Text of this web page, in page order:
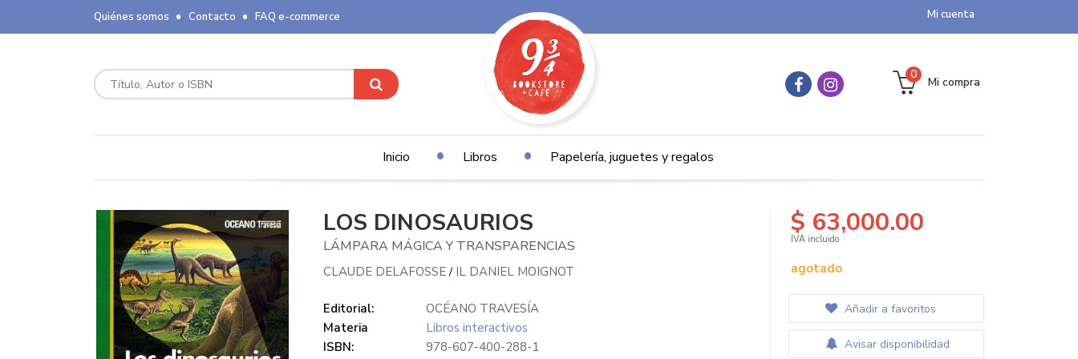
Mi cuenta
Quiénes somos Contacto FAQ e-commerce
Mi compra
0
Inicio Libros Papelería, juguetes y regalos
LOS DINOSAURIOS
LÁMPARA MÁGICA Y TRANSPARENCIAS
CLAUDE DELAFOSSE/ IL DANIEL MOIGNOT
Editorial:
OCÉANO TRAVESÍA
Materia
Libros interactivos
ISBN:
978-607-400-288-1
$ 63,000.00
IVA incluido
agotado
Añadir a favoritos
Avisar disponibilidad